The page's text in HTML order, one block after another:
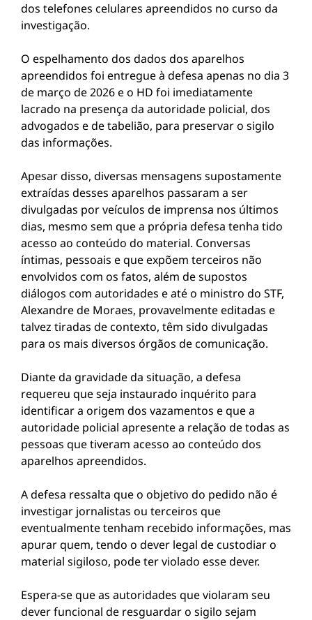
dos telefones celulares apreendidos no curso da
investigação.
O espelhamento dos dados dos aparelhos
apreendidos foi entregue à defesa apenas no dia 3
de março de 2026 e o HD foi imediatamente
lacrado na presença da autoridade policial, dos
advogados e de tabelião, para preservar o sigilo
das informações.
Apesar disso, diversas mensagens supostamente
extraídas desses aparelhos passaram a ser
divulgadas por veículos de imprensa nos últimos
dias, mesmo sem que a própria defesa tenha tido
acesso ao conteúdo do material. Conversas
íntimas, pessoais e que expõem terceiros não
envolvidos com os fatos, além de supostos
diálogos com autoridades e até o ministro do STF,
Alexandre de Moraes, provavelmente editadas e
talvez tiradas de contexto, têm sido divulgadas
para os mais diversos órgãos de comunicação.
Diante da gravidade da situação, a defesa
requereu que seja instaurado inquérito para
identificar a origem dos vazamentos e que a
autoridade policial apresente a relação de todas as
pessoas que tiveram acesso ao conteúdo dos
aparelhos apreendidos.
A defesa ressalta que o objetivo do pedido não é
investigar jornalistas ou terceiros que
eventualmente tenham recebido informações, mas
apurar quem, tendo o dever legal de custodiar o
material sigiloso, pode ter violado esse dever.
Espera-se que as autoridades que violaram seu
dever funcional de resguardar o sigilo sejam